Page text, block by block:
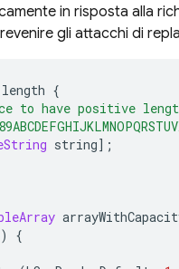
in risposta alla
gli attacchi di
length {
to have positive
string];
)
{